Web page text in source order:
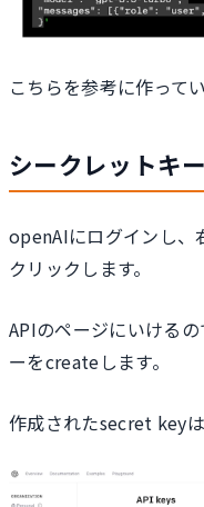
こちらを参考に作って
シークレットキ
openAIにログインし、
クリックします。
APIのページにいける
ーをcreateします。
作成されたsecret key